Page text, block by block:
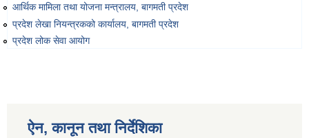
आर्थिक मामिला तथा योजना मन्त्रालय, बागमती प्रदेश
प्रदेश लेखा नियन्त्रकको कार्यालय, बागमती प्रदेश
प्रदेश लोक सेवा आयोग
ऐन, कानून तथा निर्देशिका